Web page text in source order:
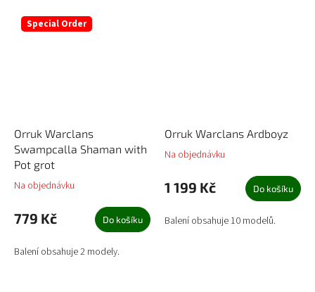
Special Order
Orruk Warclans
Swampcalla Shaman with
Pot grot
Na objednávku
779 Kč Do košíku
Balení obsahuje 2 modely.
Orruk Warclans Ardboyz
Na objednávku
1 199 Kč Do košíku
Balení obsahuje 10 modelů.